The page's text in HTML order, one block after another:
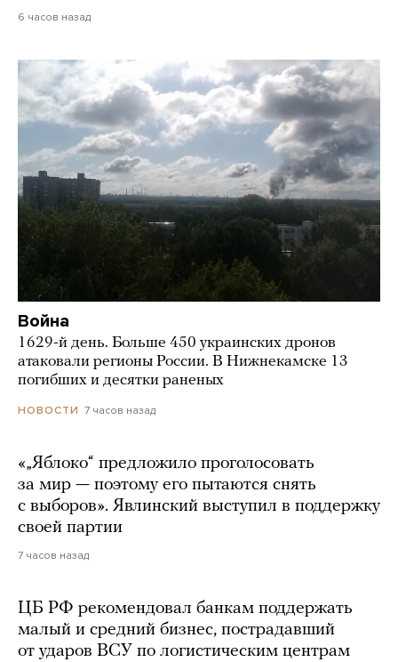
6 часов назад
Война
1629-й день. Больше 450 украинских дронов
атаковали регионы России. В Нижнекамске 13
погибших и десятки раненых
НОВОСТИ 7 часов назад
«„Яблоко“ предложило проголосовать
за мир — поэтому его пытаются снять
с выборов». Явлинский выступил в поддержку
своей партии
7 часов назад
ЦБ РФ рекомендовал банкам поддержать
малый и средний бизнес, пострадавший
от ударов ВСУ по логистическим центрам